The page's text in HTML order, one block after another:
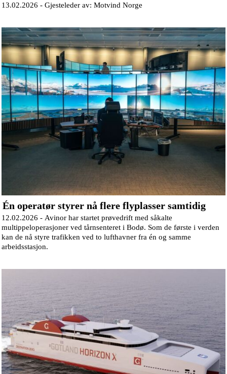
13.02.2026 - Gjesteleder av: Motvind Norge
Én operatør styrer nå flere flyplasser samtidig
12.02.2026 - Avinor har startet prøvedrift med såkalte
multippeloperasjoner ved tårnsenteret i Bodø. Som de første i verden
kan de nå styre trafikken ved to lufthavner fra én og samme
arbeidsstasjon.